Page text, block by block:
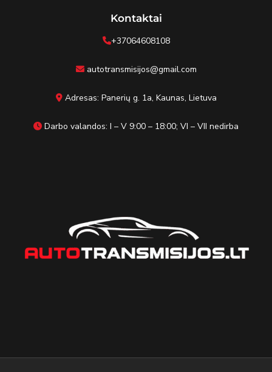
Kontaktai
+37064608108
autotransmisijos@gmail.com
Adresas: Panerių g. 1a, Kaunas, Lietuva
Darbo valandos: I – V 9:00 – 18:00; VI – VII nedirba